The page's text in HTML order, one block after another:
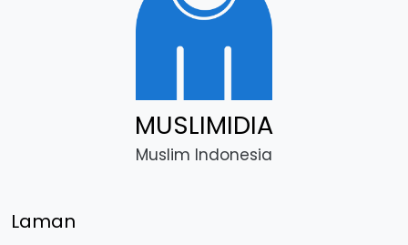
MUSLIMIDIA
Muslim Indonesia
Laman